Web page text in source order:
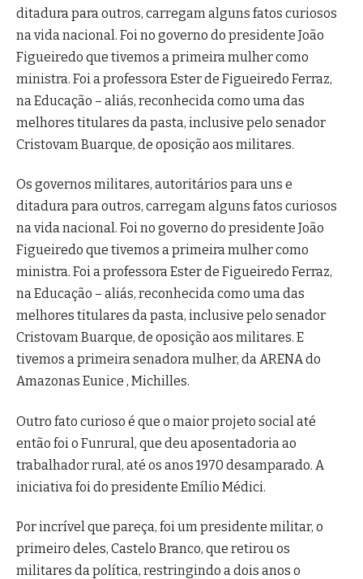
ditadura para outros, carregam alguns fatos curiosos
na vida nacional. Foi no governo do presidente João
Figueiredo que tivemos a primeira mulher como
ministra. Foi a professora Ester de Figueiredo Ferraz,
na Educação – aliás, reconhecida como uma das
melhores titulares da pasta, inclusive pelo senador
Cristovam Buarque, de oposição aos militares.
Os governos militares, autoritários para uns e
ditadura para outros, carregam alguns fatos curiosos
na vida nacional. Foi no governo do presidente João
Figueiredo que tivemos a primeira mulher como
ministra. Foi a professora Ester de Figueiredo Ferraz,
na Educação – aliás, reconhecida como uma das
melhores titulares da pasta, inclusive pelo senador
Cristovam Buarque, de oposição aos militares. E
tivemos a primeira senadora mulher, da ARENA do
Amazonas Eunice , Michilles.
Outro fato curioso é que o maior projeto social até
então foi o Funrural, que deu aposentadoria ao
trabalhador rural, até os anos 1970 desamparado. A
iniciativa foi do presidente Emílio Médici.
Por incrível que pareça, foi um presidente militar, o
primeiro deles, Castelo Branco, que retirou os
militares da política, restringindo a dois anos o